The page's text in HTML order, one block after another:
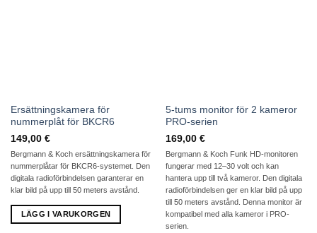
Ersättningskamera för
nummerplåt för BKCR6
149,00 €
Bergmann & Koch ersättningskamera för
nummerplåtar för BKCR6-systemet. Den
digitala radioförbindelsen garanterar en
klar bild på upp till 50 meters avstånd.
LÄGG I VARUKORGEN
5-tums monitor för 2 kameror
PRO-serien
169,00 €
Bergmann & Koch Funk HD-monitoren
fungerar med 12–30 volt och kan
hantera upp till två kameror. Den digitala
radioförbindelsen ger en klar bild på upp
till 50 meters avstånd. Denna monitor är
kompatibel med alla kameror i PRO-
serien.